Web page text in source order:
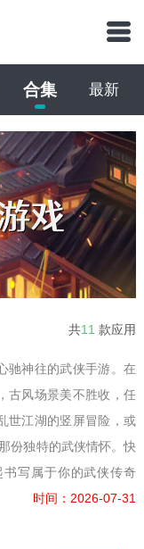
合集 最新
共11 款应用
驰神往的武侠手游。在
古风场景美不胜收，任
世江湖的竖屏冒险，或
份独特的武侠情怀。快
写属于你的武侠传奇
时间：2026-07-31